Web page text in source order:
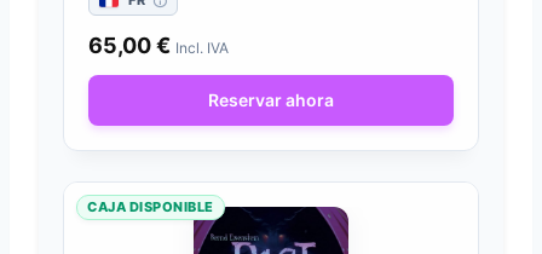
65,00€ Incl. IVA
Reservar ahora
CAJA DISPONIBLE